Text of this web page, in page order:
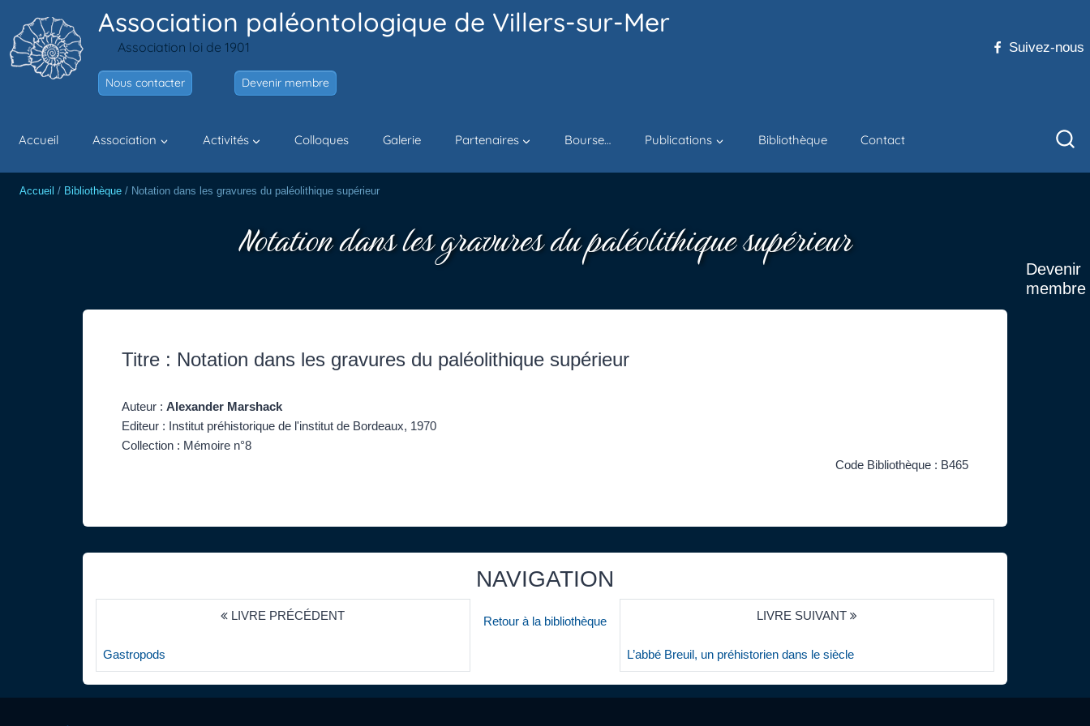
contenu
Association paléontologique de Villers-sur-Mer
Association loi de 1901
Nous contacter Devenir membre
Suivez-nous
Accueil Association Activités Colloques Galerie Partenaires Bourse… Publications Bibliothèque Contact
Devenir
membre
Accueil / Bibliothèque / Notation dans les gravures du paléolithique supérieur
Notation dans les gravures du paléolithique supérieur
Titre : Notation dans les gravures du paléolithique supérieur
Auteur : Alexander Marshack
Editeur : Institut préhistorique de l'institut de Bordeaux, 1970
Collection : Mémoire n°8
Code Bibliothèque : B465
NAVIGATION
LIVRE PRÉCÉDENT
Gastropods
Retour à la bibliothèque LIVRE SUIVANT
L’abbé Breuil, un préhistorien dans le siècle